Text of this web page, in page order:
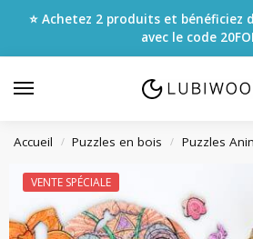
⭐ Achetez 2 produits et bénéficiez
avec le code
Accueil / Puzzles en bois / Puzzles
VENTE SPÉCIALE